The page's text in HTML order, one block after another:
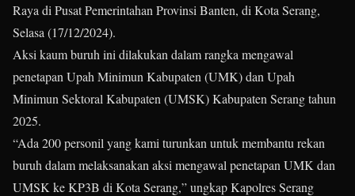
Raya di Pusat Pemerintahan Provinsi Banten, di Kota Serang,
Selasa (17/12/2024).
Aksi kaum buruh ini dilakukan dalam rangka mengawal
penetapan Upah Minimun Kabupaten (UMK) dan Upah
Minimun Sektoral Kabupaten (UMSK) Kabupaten Serang tahun
2025.
“Ada 200 personil yang kami turunkan untuk membantu rekan
buruh dalam melaksanakan aksi mengawal penetapan UMK dan
UMSK ke KP3B di Kota Serang,” ungkap Kapolres Serang